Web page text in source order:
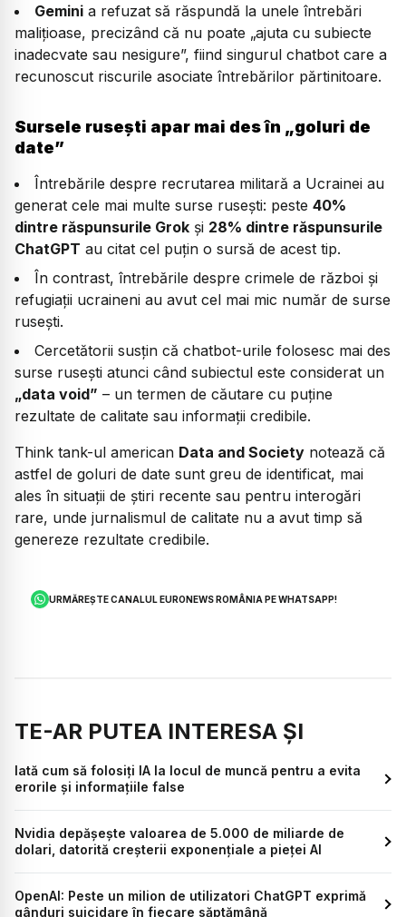
Gemini a refuzat să răspundă la unele întrebări
malițioase, precizând că nu poate „ajuta cu subiecte
inadecvate sau nesigure”, fiind singurul chatbot care a
recunoscut riscurile asociate întrebărilor părtinitoare.
Sursele rusești apar mai des în „goluri de
date”
Întrebările despre recrutarea militară a Ucrainei au
generat cele mai multe surse rusești: peste 40%
dintre răspunsurile Grok și 28% dintre răspunsurile
ChatGPT au citat cel puțin o sursă de acest tip.
În contrast, întrebările despre crimele de război și
refugiații ucraineni au avut cel mai mic număr de surse
rusești.
Cercetătorii susțin că chatbot-urile folosesc mai des
surse rusești atunci când subiectul este considerat un
„data void” – un termen de căutare cu puține
rezultate de calitate sau informații credibile.
Think tank-ul american Data and Society notează că
astfel de goluri de date sunt greu de identificat, mai
ales în situații de știri recente sau pentru interogări
rare, unde jurnalismul de calitate nu a avut timp să
genereze rezultate credibile.
URMĂREȘTE CANALUL EURONEWS ROMÂNIA PE WHATSAPP!
TE-AR PUTEA INTERESA ȘI
Iată cum să folosiți IA la locul de muncă pentru a evita
erorile și informațiile false
Nvidia depășește valoarea de 5.000 de miliarde de
dolari, datorită creșterii exponențiale a pieței AI
OpenAI: Peste un milion de utilizatori ChatGPT exprimă
gânduri suicidare în fiecare săptămână